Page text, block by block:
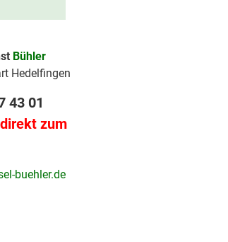
Bühler
Hedelfingen
43 01
zum
buehler.de